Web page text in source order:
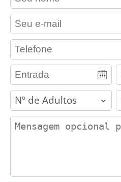
contact_email
contact_phone
adults
contact_message